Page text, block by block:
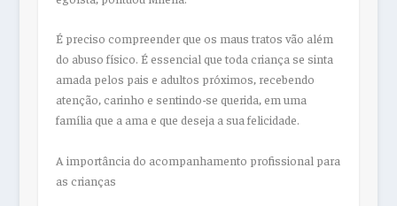
É preciso compreender que os maus tratos vão além
do abuso físico. É essencial que toda criança se sinta
amada pelos pais e adultos próximos, recebendo
atenção, carinho e sentindo-se querida, em uma
família que a ama e que deseja a sua felicidade.
A importância do acompanhamento profissional para
as crianças